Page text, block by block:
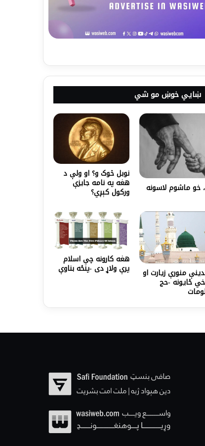
ښايي خوښ مو شي
خو ماشوم لاسونه
نوبل څوک و؟ او ولې د
هغه په نامه جایزې
ورکول کېږي؟
منورې زيارت او
ځايونه -حج
هغه کارونه چي اسلام
پرې ولاړ دی -پنځه بناوې